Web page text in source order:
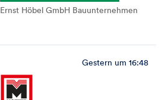
Ernst Höbel GmbH Bauunternehmen
Gestern um 16:48